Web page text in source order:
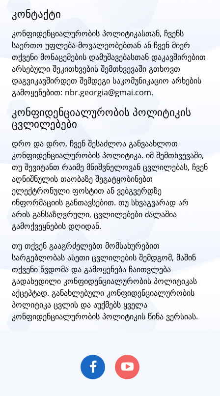
კონტაქტი
კონფიდენციალურობის პოლიტიკასთან, ჩვენს
საერთო უფლება-მოვალეობებთან ან ჩვენ მიერ
თქვენი მონაცემების დამუშავებასთან დაკავშირებით
არსებული შეკითხვების შემთხვევაში გთხოვთ
დაგვიკავშირდეთ შემდეგი საკომუნიკაციო არხების
გამოყენებით: nbr.georgia@gmai.com.
კონფიდენციალურობის პოლიტიკის
ცვლილებები
დრო და დრო, ჩვენ შესაძლოა განვაახლოთ
კონფიდენციალურობის პოლიტიკა. იმ შემთხვევაში,
თუ შევიტანთ რაიმე მნიშვნელოვან ცვლილებას, ჩვენ
აღნიშნულის თაობაზე შეგატყობინებთ
ელექტრონული ფოსტით ან ვებგვერდზე
ინფორმაციის განთავსებით. თუ სხვაგვარად არ
არის განსაზღვრული, ცვლილებები ძალაშია
გამოქვეყნების დღიდან.
თუ თქვენ გააგრძელებთ მომსახურებით
სარგებლობას ასეთი ცვლილების შემდგომ, მაშინ
თქვენი წვდომა და გამოყენება ჩაითვლება
გადახედილი კონფიდენციალურობის პოლიტიკას
აქცეპტად. განახლებული კონფიდენციალურობის
პოლიტიკა ცვლის და აუქმებს ყველა
კონფიდენციალურობის პოლიტიკის წინა ვერსიას.